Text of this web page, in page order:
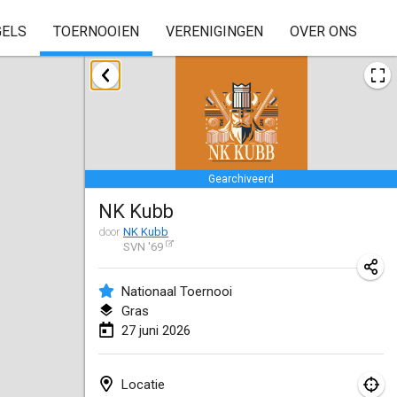
TOERNOOIEN VERENIGINGEN OVER ONS
Gearchiveerd
NK Kubb
door NK Kubb
SVN '69
Nationaal Toernooi
Gras
27 juni 2026
Locatie
januari 2026
Skuffle for the Shovel
17 jan. 2026|Verenigde Staten
Skuffle for the Shovel
17 jan. 2026
Winterkubb
25 jan. 2026|België
maart 2026
Winter Kubb Mött
1 mrt. 2026